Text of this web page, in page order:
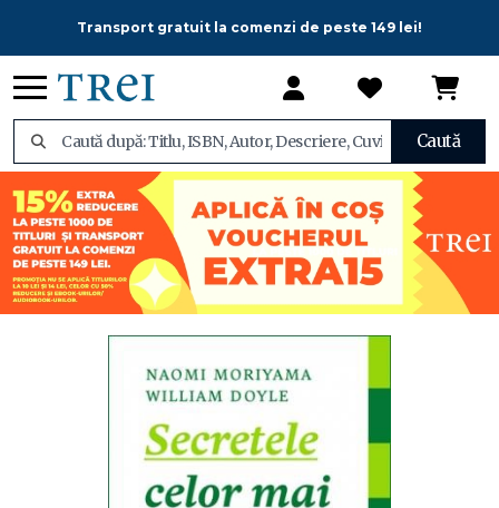
Transport gratuit la comenzi de peste 149 lei!
Caută